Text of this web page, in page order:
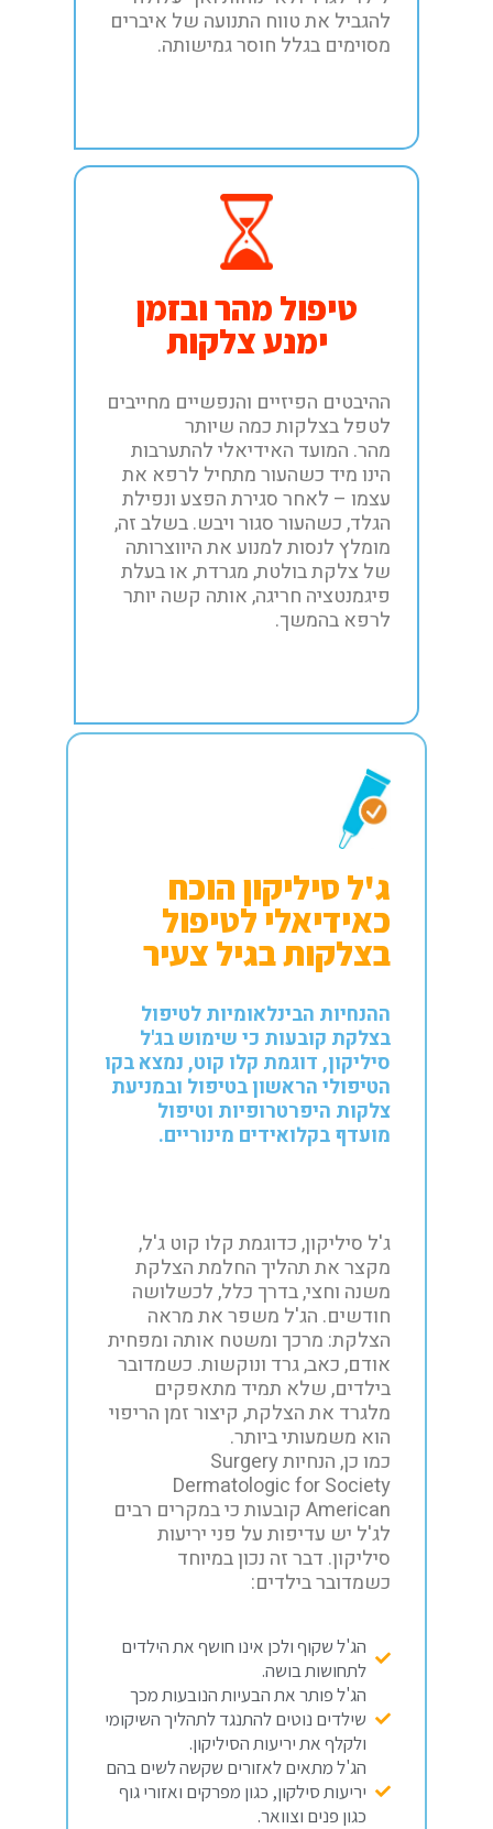
להגביל את טווח התנועה של איברים
מסוימים בגלל חוסר גמישותה.
טיפול מהר ובזמן
ימנע צלקות
ההיבטים הפיזיים והנפשיים מחייבים
לטפל בצלקות כמה שיותר
מהר. המועד האידיאלי להתערבות
הינו מיד כשהעור מתחיל לרפא את
עצמו – לאחר סגירת הפצע ונפילת
הגלד, כשהעור סגור ויבש. בשלב זה,
מומלץ לנסות למנוע את היווצרותה
של צלקת בולטת, מגרדת, או בעלת
פיגמנטציה חריגה, אותה קשה יותר
לרפא בהמשך.
ג'ל סיליקון הוכח
כאידיאלי לטיפול
בצלקות בגיל צעיר
ההנחיות הבינלאומיות לטיפול
בצלקת קובעות כי שימוש בג'ל
סיליקון, דוגמת קלו קוט, נמצא בקו
הטיפולי הראשון בטיפול ובמניעת
צלקות היפרטרופיות וטיפול
מועדף בקלואידים מינוריים.
ג'ל סיליקון, כדוגמת קלו קוט ג'ל,
מקצר את תהליך החלמת הצלקת
משנה וחצי, בדרך כלל, לכשלושה
חודשים. הג'ל משפר את מראה
הצלקת: מרכך ומשטח אותה ומפחית
אודם, כאב, גרד ונוקשות. כשמדובר
בילדים, שלא תמיד מתאפקים
מלגרד את הצלקת, קיצור זמן הריפוי
הוא משמעותי ביותר.
כמו כן, הנחיות Surgery
Dermatologic for Society
American קובעות כי במקרים רבים
לג'ל יש עדיפות על פני יריעות
סיליקון. דבר זה נכון במיוחד
כשמדובר בילדים:
הג'ל שקוף ולכן אינו חושף את הילדים
לתחושות בושה.
הג'ל פותר את הבעיות הנובעות מכך
שילדים נוטים להתנגד לתהליך השיקומי
ולקלף את יריעות הסיליקון.
הג'ל מתאים לאזורים שקשה לשים בהם
יריעות סילקון, כגון מפרקים ואזורי גוף
כגון פנים וצוואר.